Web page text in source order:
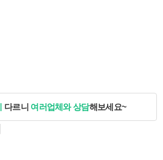
다르니 여러업체와 상담해보세요~